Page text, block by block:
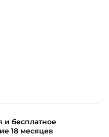
и бесплатное
18 месяцев